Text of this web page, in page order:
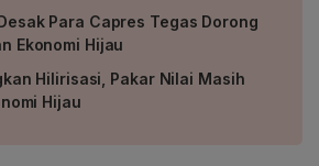
Para Capres Tegas Dorong
Ekonomi Hijau
Hilirisasi, Pakar Nilai Masih
Hijau